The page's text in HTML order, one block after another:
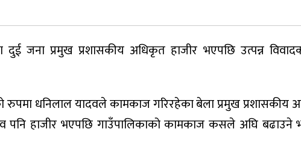
दुई जना प्रमुख प्रशासकीय अधिकृत हाजीर भएपछि उत्पन्न
रुपमा धनिलाल यादवले कामकाज गरिरहेका बेला प्रमुख प्रशासकीय
हाजीर भएपछि गाउँपालिकाको कामकाज कसले अघि बढाउने